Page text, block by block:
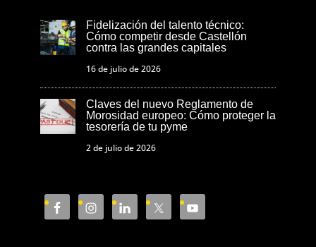
Fidelización del talento técnico:
Cómo competir desde Castellón
contra las grandes capitales
16 de julio de 2026
Claves del nuevo Reglamento de
Morosidad europeo: Cómo proteger la
tesorería de tu pyme
2 de julio de 2026